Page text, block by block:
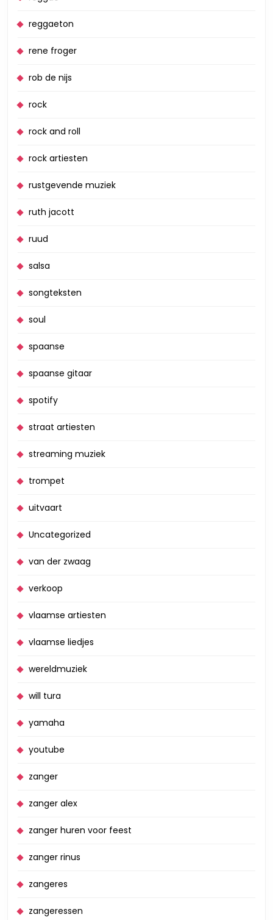
reggaeton
rene froger
rob de nijs
rock
rock and roll
rock artiesten
rustgevende muziek
ruth jacott
ruud
salsa
songteksten
soul
spaanse
spaanse gitaar
spotify
straat artiesten
streaming muziek
trompet
uitvaart
Uncategorized
van der zwaag
verkoop
vlaamse artiesten
vlaamse liedjes
wereldmuziek
will tura
yamaha
youtube
zanger
zanger alex
zanger huren voor feest
zanger rinus
zangeres
zangeressen